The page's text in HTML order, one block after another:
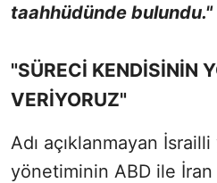
taahhüdünde bulundu."
"SÜRECİ KENDİSİNİN
VERİYORUZ"
Adı açıklanmayan
yönetiminin ABD ile İran